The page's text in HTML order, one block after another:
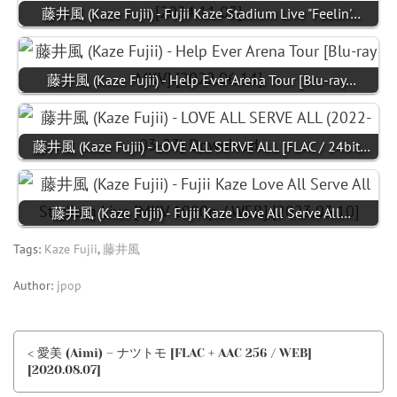
藤井風 (Kaze Fujii) - Fujii Kaze Stadium Live "Feelin'…
藤井風 (Kaze Fujii) - Help Ever Arena Tour [Blu-ray…
藤井風 (Kaze Fujii) - LOVE ALL SERVE ALL [FLAC / 24bit…
藤井風 (Kaze Fujii) - Fujii Kaze Love All Serve All…
Tags: Kaze Fujii,藤井風
Author: jpop
< 愛美 (Aimi) – ナツトモ [FLAC + AAC 256 / WEB]
[2020.08.07]